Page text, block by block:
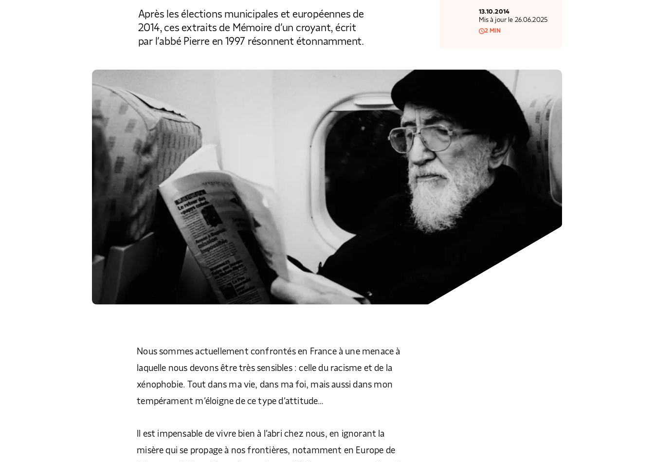
Après les élections municipales et européennes de
2014, ces extraits de Mémoire d’un croyant, écrit
par l’abbé Pierre en 1997 résonnent étonnamment.
13.10.2014
Mis à jour le 26.06.2025
2 MIN
Nous sommes actuellement confrontés en France à une menace à
laquelle nous devons être très sensibles : celle du racisme et de la
xénophobie. Tout dans ma vie, dans ma foi, mais aussi dans mon
tempérament m’éloigne de ce type d’attitude…
Il est impensable de vivre bien à l’abri chez nous, en ignorant la
misère qui se propage à nos frontières, notamment en Europe de